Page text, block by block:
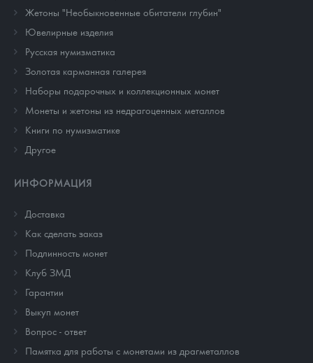
Жетоны "Необыкновенные обитатели глубин"
Ювелирные изделия
Русская нумизматика
Золотая карманная галерея
Наборы подарочных и коллекционных монет
Монеты и жетоны из недрагоценных металлов
Книги по нумизматике
Другое
ИНФОРМАЦИЯ
Доставка
Как сделать заказ
Подлинность монет
Клуб ЗМД
Гарантии
Выкуп монет
Вопрос - ответ
Памятка для работы с монетами из драгметаллов